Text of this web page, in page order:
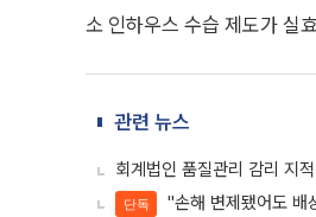
소 인하우스 수습 제도가 실
관련 뉴스
회계법인 품질관리 감리 지
단독
"손해 변제됐어도